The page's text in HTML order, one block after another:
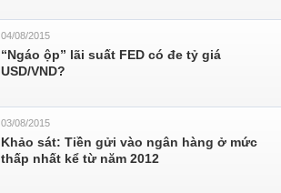
04/08/2015
“Ngáo ộp” lãi suất FED có đe tỷ giá
USD/VND?
03/08/2015
Khảo sát: Tiền gửi vào ngân hàng ở mức
thấp nhất kể từ năm 2012